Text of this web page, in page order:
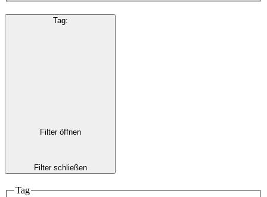
Tag:
Filter öffnen
Filter schließen
Tag